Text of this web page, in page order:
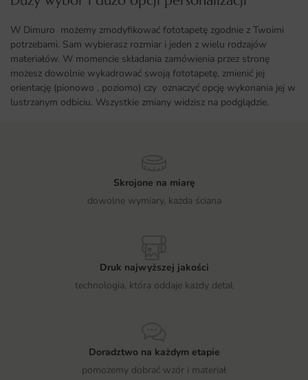
W Dimuro możemy zmodyfikować fototapetę zgodnie z Twoimi
potrzebami. Sam wybierasz rozmiar i jeden z wielu rodzajów
materiałów. W momencie składania zamówienia przez stronę
możesz dowolnie wykadrować swoją fototapetę, zmienić jej
orientację (pionowo , poziomo) czy oznaczyć opcję wykonania jej w
lustrzanym odbiciu. Wszystkie zmiany widzisz na podglądzie.
Skrojone na miarę
dowolne wymiary, każda ściana
Druk najwyższej jakości
technologia, która oddaje każdy detal
Doradztwo na każdym etapie
pomożemy dobrać wzór i materiał